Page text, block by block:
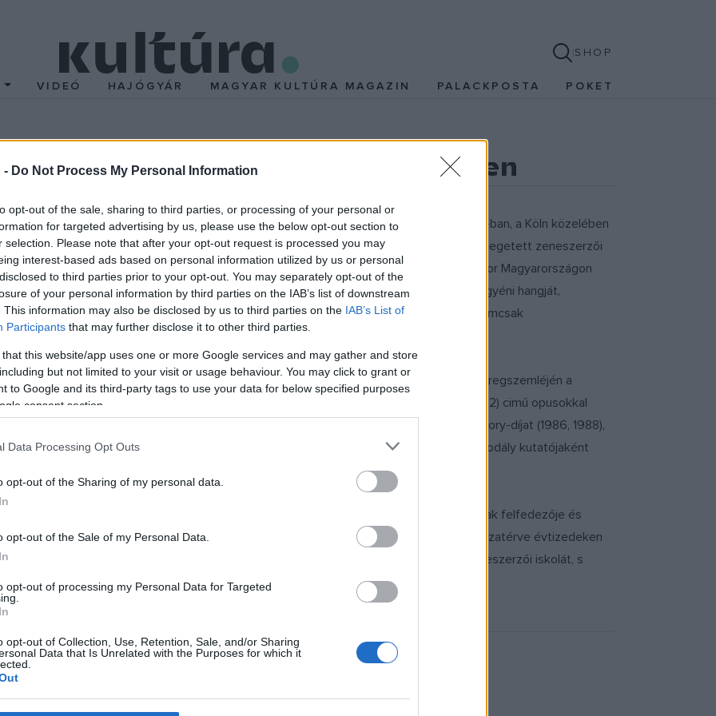
- Do Not Process My Personal Information
opt-out of the sale, sharing to third parties, or processing of your personal or
for targeted advertising by us, please use the below opt-out section to
selection. Please note that after your opt-out request is processed you may
interest-based ads based on personal information utilized by us or personal
to third parties prior to your opt-out. You may separately opt-out of the
of your personal information by third parties on the IAB’s list of downstream
This information may also be disclosed by us to third parties on the IAB’s List of
Participants that may further disclose it to other third parties.
that this website/app uses one or more Google services and may gather and store
but not limited to your visit or usage behaviour. You may click to grant or
to Google and its third-party tags to use your data for below specified purposes
consent section.
Data Processing Opt Outs
opt-out of the Sharing of my personal data.
opt-out of the Sale of my Personal Data.
opt-out of processing my Personal Data for Targeted
opt-out of Collection, Use, Retention, Sale, and/or Sharing
Data that Is Unrelated with the Purposes for which it
SHOP
VIDEÓ HAJÓGYÁR MAGYAR KULTÚRA MAGAZIN PALACKPOSTA POKET
elhunyt Szőllősy és Stockhausen
volt az idősebb, ő 1921-ben született az erdélyi Szászvárosban, míg pályatársa 1928-ban, a Köln közelében
szerializmus Schönberg utáni korszakának vezéralakja volt: a Darmstadti iskolaként emlegetett zeneszerzői
mások - éppen abban az időszakban számított Európa legmerészebb iskolájának, amikor Magyarországon
és színpadi kísérőzenéken formálta a későbbi mesterművek érett zeneszerzőjének egyéni hangját,
mégis idézőjellel írandó, hiszen Szőllősy hatvannál is több film- és színpadi zenéje nemcsak
tökéletes példányai.
hozta, amellyel 1970-ben Párizsban elnyerte az UNESCO Nemzetközi Zeneszerző Seregszemléjén a
születtek a remekművek, kezdve a
(1972) cimű opusokkal
ig. 1971-ben Erkel, 1985-ban Kossuth-díjjal tüntették ki, kétszer kapott Bartók-Pásztory-díjat (1986, 1988),
ben pedig Széchenyi-díjat vehetett át. Zenetudósként Bartók, és egykori tanára, Kodály kutatójaként
örökre összefonódott az elektronikus zenével - e zeneszerzői technikáknak nemcsak felfedezője és
Kölnben folytatta tanulmányait, majd Párizsban Messiaen tanítványa volt. Kölnbe visszatérve évtizedeken
munkatársa, majd vezetője volt. A kilencvenes években Kürtenben alapított zeneszerzői iskolát, s
amelyen közel három évtizeden át dolgozott.